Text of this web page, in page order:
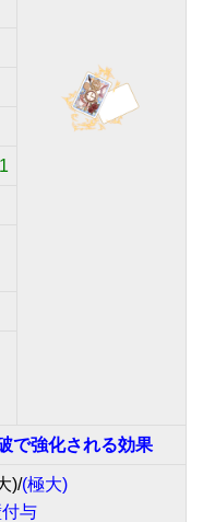
で強化される効果
)/(極大)
与